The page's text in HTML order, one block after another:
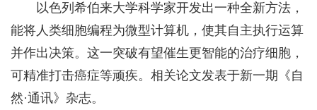
以色列希伯来大学科学家开发出一种全新方法，
能将人类细胞编程为微型计算机，使其自主执行运算
并作出决策。这一突破有望催生更智能的治疗细胞，
可精准打击癌症等顽疾。相关论文发表于新一期《自
然·通讯》杂志。